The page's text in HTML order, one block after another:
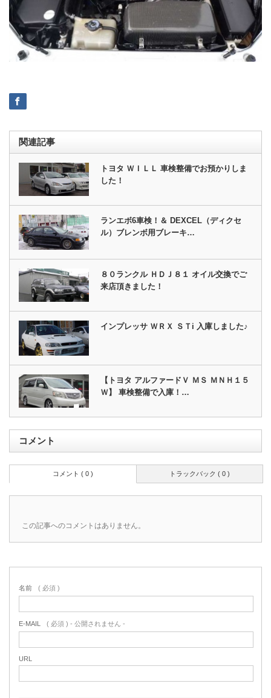
関連記事
トヨタ ＷＩＬＬ 車検整備でお預かりしま
した！
ランエボ6車検！＆ DEXCEL（ディクセ
ル）ブレンボ用ブレーキ…
８０ランクル ＨＤＪ８１ オイル交換でご
来店頂きました！
インプレッサ ＷＲＸ ＳＴi 入庫しました♪
【トヨタ アルファードＶ ＭＳ ＭＮＨ１５
Ｗ】 車検整備で入庫！…
コメント
トラックバック ( 0 )
コメント ( 0 )
この記事へのコメントはありません。
名前 ( 必須 )
E-MAIL ( 必須 ) - 公開されません -
URL